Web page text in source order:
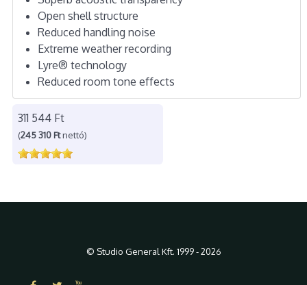
Open shell structure
Reduced handling noise
Extreme weather recording
Lyre® technology
Reduced room tone effects
311 544 Ft
(245 310 Ftnettó)
© Studio General Kft. 1999 - 2026